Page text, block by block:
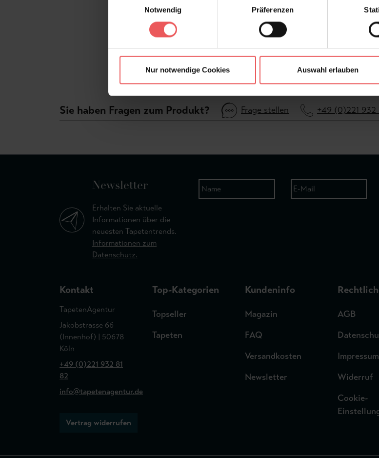
Notwendig
Präferenzen
Nur notwendige Cookies Auswahl erlauben
Sie haben Fragen zum Produkt? Frage stellen +49 (0)221 932
Newsletter
Erhalten Sie aktuelle
Informationen über die
neuesten Tapetentrends.
Informationen zum
Datenschutz.
Kontakt
TapetenAgentur
Jakobstrasse 66
(Innenhof) | 50678
Köln
+49 (0)221 932 81
82
info@tapetenagentur.de
Vertrag widerrufen
Top-Kategorien
Topseller
Tapeten
Kundeninfo
Magazin
FAQ
Versandkosten
Newsletter
AGB
Impressum
Widerruf
Cookie-